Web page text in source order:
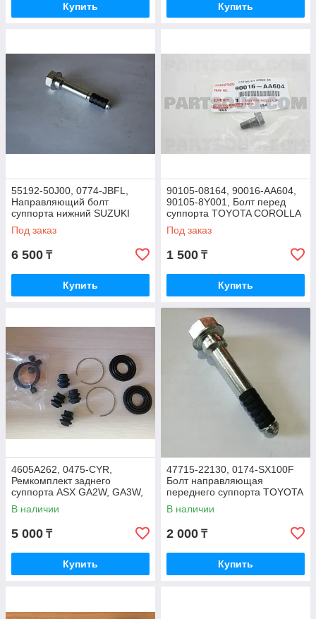
Купить Купить
55192-50J00, 0774-JBFL,
Направляющий болт
суппорта нижний SUZUKI
GRAND VITARA JB416,
JB627, JB424, JB420, JAPAN
Под заказ
6 500 ₸
Купить
90105-08164, 90016-AA604,
90105-8Y001, Болт перед
суппорта TOYOTA COROLLA
ZZE141 2007-2010, JAPAN
Под заказ
1 500 ₸
Купить
4605A262, 0475-CYR,
Ремкомплект заднего
суппорта ASX GA2W, GA3W,
LANCER CY1A, CY2A, CY3A,
CY4A, HASAKI
В наличии
5 000 ₸
Купить
47715-22130, 0174-SX100F
Болт направляющая
переднего суппорта TOYOTA
RAV-4 ACA21 ACA23 ACA26
ACA28 2000-2005, FEBEST
В наличии
2 000 ₸
Купить